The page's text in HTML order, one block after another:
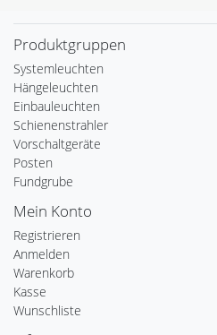
Produktgruppen
Systemleuchten
Hängeleuchten
Einbauleuchten
Schienenstrahler
Vorschaltgeräte
Posten
Fundgrube
Mein Konto
Registrieren
Anmelden
Warenkorb
Kasse
Wunschliste